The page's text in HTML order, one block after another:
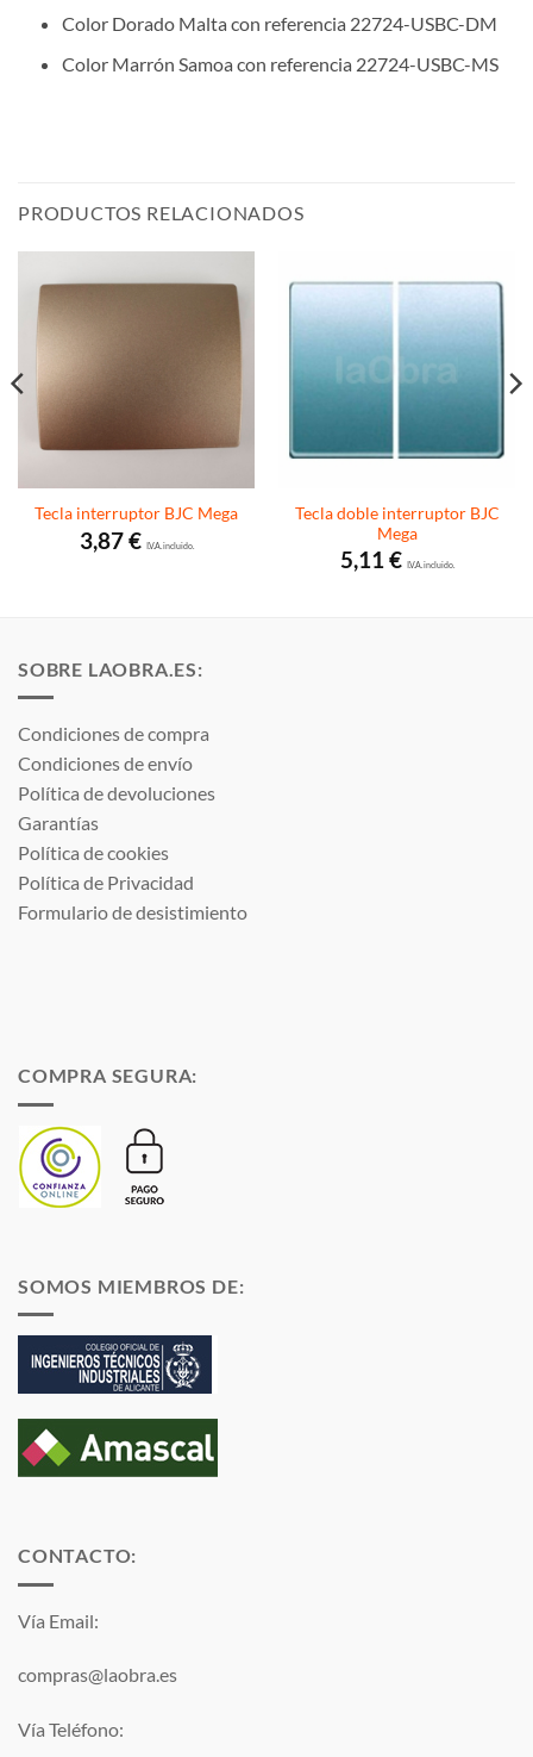
Color Dorado Malta con referencia 22724-USBC-DM
Color Marrón Samoa con referencia 22724-USBC-MS
PRODUCTOS RELACIONADOS
Tecla interruptor BJC Mega
3,87€I.V.A. incluido.
Tecla doble interruptor BJC
Mega
5,11€I.V.A. incluido.
SOBRE LAOBRA.ES:
Condiciones de compra
Condiciones de envío
Política de devoluciones
Garantías
Política de cookies
Política de Privacidad
Formulario de desistimiento
COMPRA SEGURA:
SOMOS MIEMBROS DE:
CONTACTO:
Vía Email:
compras@laobra.es
Vía Teléfono: